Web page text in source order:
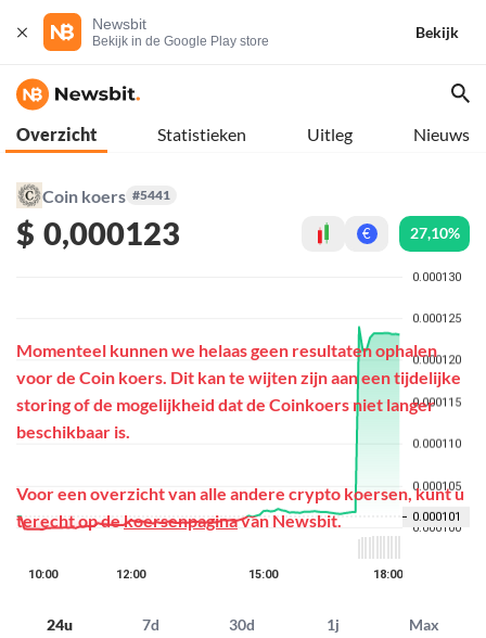
Newsbit
Bekijk in de Google Play store
Bekijk
Overzicht Statistieken Uitleg Nieuws
Coin koers #5441
$ 0,000123 € 27,10%
24u 7d 30d 1j Max
Momenteel kunnen we helaas geen resultaten ophalen
voor de Coin koers. Dit kan te wijten zijn aan een tijdelijke
storing of de mogelijkheid dat de Coinkoers niet langer
beschikbaar is.
Voor een overzicht van alle andere crypto koersen, kunt u
terecht op dekoersenpaginavan Newsbit.